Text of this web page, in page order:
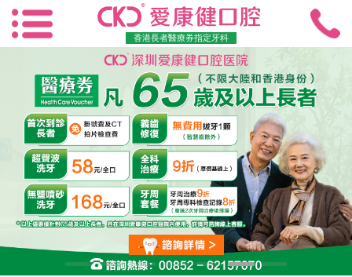
香港長者醫療券指定牙科